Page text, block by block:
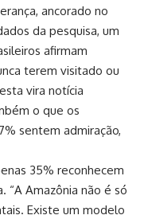
ancorado no
da pesquisa, um
afirmam
terem visitado ou
vira notícia
o que os
sentem admiração,
35% reconhecem
“A Amazônia não é só
Existe um modelo